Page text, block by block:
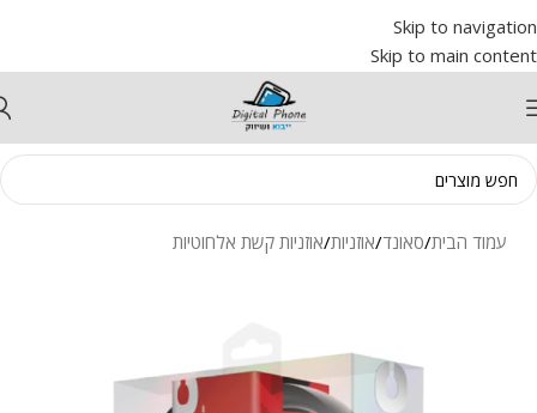
Skip to navigation
Skip to main content
עמוד הבית/סאונד/אוזניות/אוזניות קשת אלחוטיות